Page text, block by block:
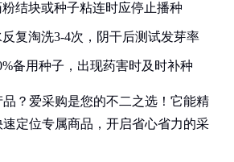
粉结块或种子粘连时应停止播种
反复淘洗3-4次，阴干后测试发芽率
备用种子，出现药害时及时补种
？爱采购是您的不二之选！它能精
定位专属商品，开启省心省力的采